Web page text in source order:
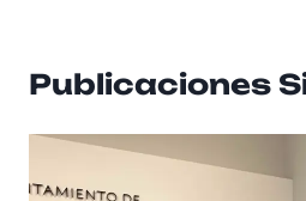
Publicaciones